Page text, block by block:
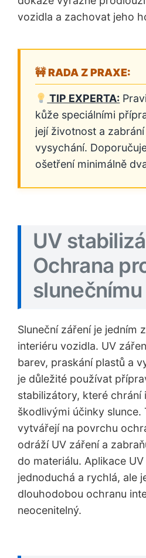
vozidla a zachovat jeho
TIP EXPERTA:
kůže speciálními
její životnost a
vysychání.
ošetření minimálně
UV
Ochrana
Sluneční záření je jedním
interiéru vozidla. UV
barev, praskání plastů a
je důležité používat
stabilizátory, které chrání
škodlivými účinky
vytvářejí na povrchu
odráží UV záření a
do materiálu. Aplikace
jednoduchá a rychlá, ale
dlouhodobou ochranu
neocenitelný.